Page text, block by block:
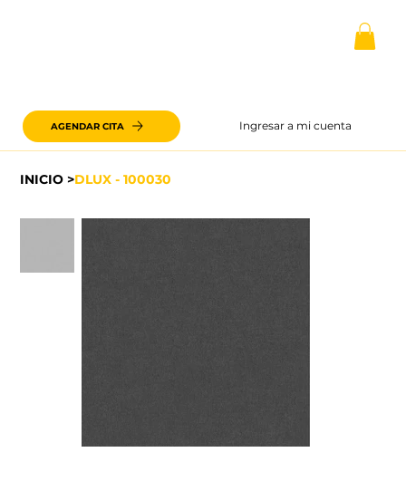
Ingresar a mi cuenta
AGENDAR CITA
INICIO >DLUX - 100030